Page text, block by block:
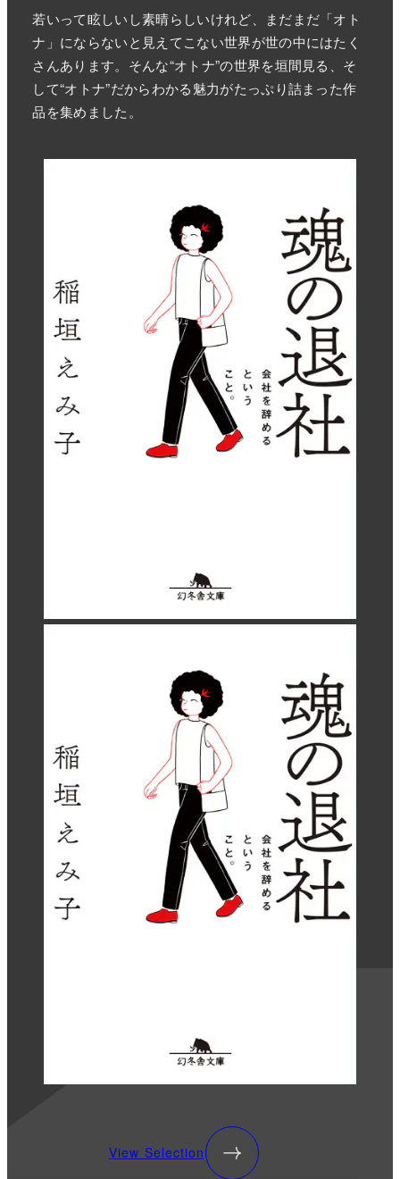
若いって眩しいし素晴らしいけれど、まだまだ「オト
ナ」にならないと見えてこない世界が世の中にはたく
さんあります。そんな“オトナ”の世界を垣間見る、そ
して“オトナ”だからわかる魅力がたっぷり詰まった作
品を集めました。
View Selection